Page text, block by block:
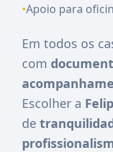
•Apoio para
Em todos os
com
Escolher a
de